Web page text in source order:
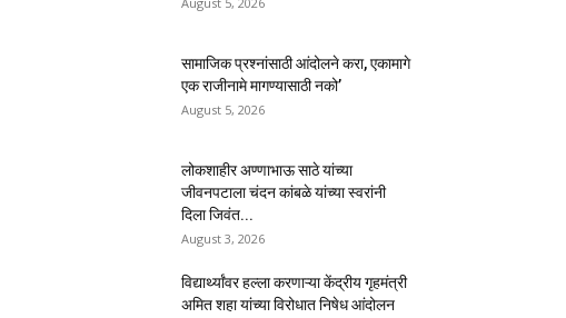
सामाजिक प्रश्नांसाठी आंदोलने करा, एकामागे
एक राजीनामे मागण्यासाठी नको’
August 5, 2026
लोकशाहीर अण्णाभाऊ साठे यांच्या
जीवनपटाला चंदन कांबळे यांच्या स्वरांनी
दिला जिवंत...
August 3, 2026
विद्यार्थ्यांवर हल्ला करणाऱ्या केंद्रीय गृहमंत्री
अमित शहा यांच्या विरोधात निषेध आंदोलन